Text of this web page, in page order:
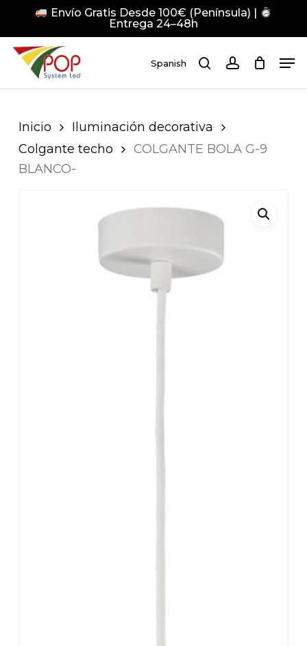
main
content
Envío Gratis Desde 100€ (Península) |
Entrega 24–48h
Spanish searchaccount
Inicio
Iluminación decorativa
Colgante techo
COLGANTE BOLA G-9
BLANCO-
Close
Menu